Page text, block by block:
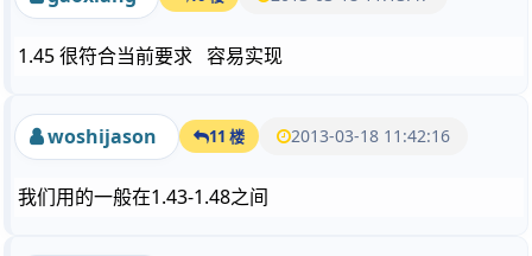
1.45 很符合当前要求 容易实现
woshijason 11 楼 2013-03-18 11:42:16
我们用的一般在1.43-1.48之间